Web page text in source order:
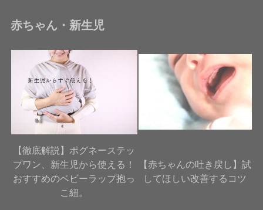
赤ちゃん・新生児
【徹底解説】ポグネーステッ
プワン、新生児から使える！
おすすめのベビーラップ抱っ
こ紐。
【赤ちゃんの吐き戻し】試
してほしい改善するコツ